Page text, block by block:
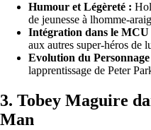
Humour et Légèreté :
de jeunesse à lhomme-
Intégration dans le MCU
aux autres super-héros de
Evolution du
lapprentissage de Peter
3. Tobey Maguire
Man